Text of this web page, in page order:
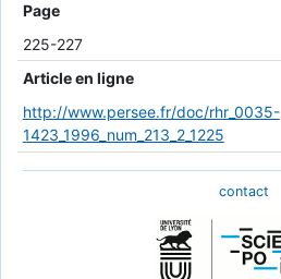
Page
225-227
Article en ligne
http://www.persee.fr/doc/rhr_0035-
1423_1996_num_213_2_1225
contact